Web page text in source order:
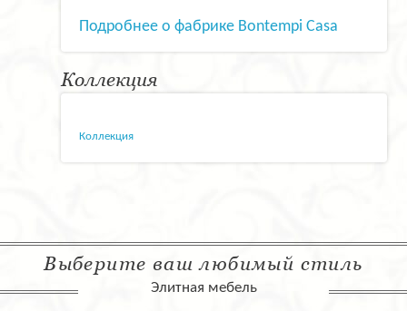
Подробнее о фабрике Bontempi Casa
Коллекция
Коллекция
Выберите ваш любимый стиль
Элитная мебель